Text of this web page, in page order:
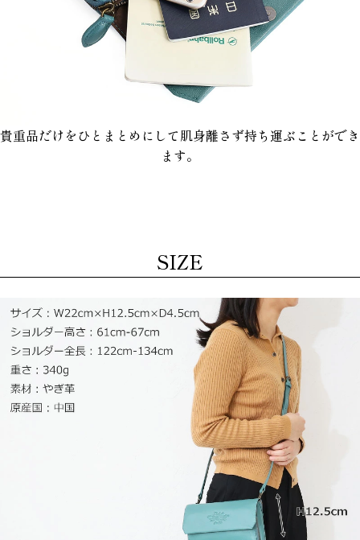
貴重品だけをひとまとめにして肌身離さず持ち運ぶことができ
ます。
SIZE